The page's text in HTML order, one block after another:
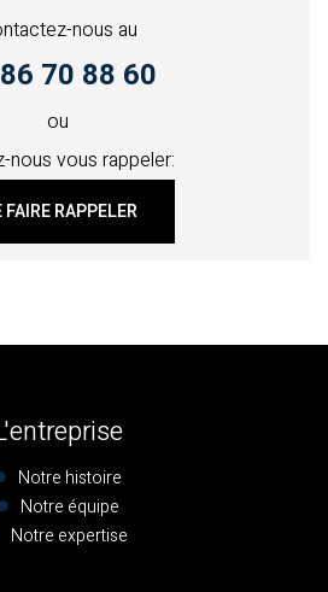
nous au
70 88 60
ou
nous vous rappeler:
FAIRE RAPPELER
Notre histoire
Notre équipe
Notre expertise